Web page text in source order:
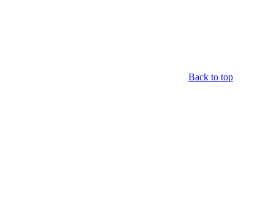
Back to top